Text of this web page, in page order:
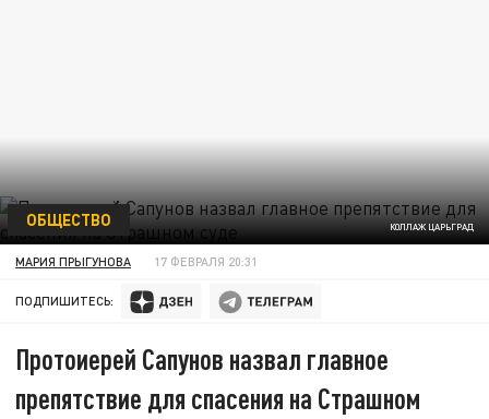
КОЛЛАЖ ЦАРЬГРАД
ОБЩЕСТВО
МАРИЯ ПРЫГУНОВА 17 ФЕВРАЛЯ 20:31
ПОДПИШИТЕСЬ:
Протоиерей Сапунов назвал главное
препятствие для спасения на Страшном